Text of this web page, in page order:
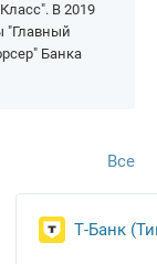
В 2019
"Главный
Банка
Все
Т-Банк